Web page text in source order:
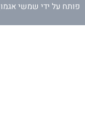
פותח על ידי שמשי